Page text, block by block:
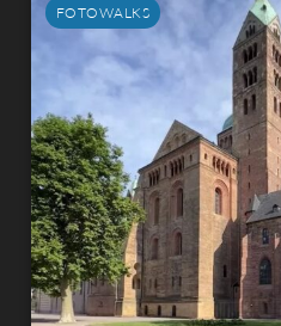
FOTOWALKS